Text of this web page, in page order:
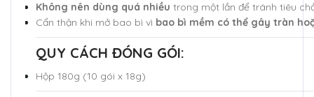
Không nên dùng quá nhiều trong một lần để tránh tiêu
Cẩn thận khi mở bao bì vì bao bì mềm có thể gây tràn
QUY CÁCH ĐÓNG GÓI:
Hộp 180g (10 gói x 18g)